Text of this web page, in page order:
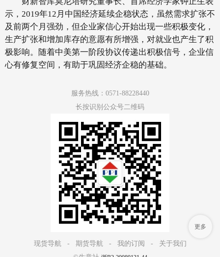
示，2019年12月中国经济延续企稳状态，虽然需求扩张不
及前两个月强劲，但企业家信心开始出现一些积极变化，
生产扩张和增加库存的意愿有所增强，对就业也产生了积
极影响。随着中美第一阶段协议传递出积极信号，企业信
心有修复空间，有助于巩固经济企稳的基础。
更多
服务热线：0571-88228440
长按识别公众号二维码
现货导航 - 期货导航 - 我的订阅 -
关于我们